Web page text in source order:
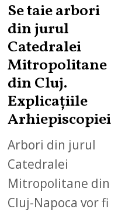
Se taie arbori
din jurul
Catedralei
Mitropolitane
din Cluj.
Explicațiile
Arhiepiscopiei
Arbori din jurul
Catedralei
Mitropolitane din
Cluj-Napoca vor fi